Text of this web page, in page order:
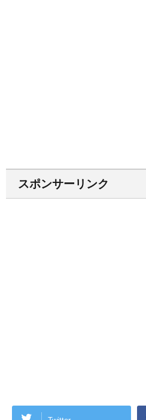
スポンサーリンク